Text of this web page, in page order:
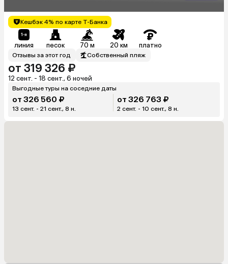
Кешбэк 4% по карте Т-Банка
линия песок 70 м 20 км платно
Отзывы за этот год Собственный пляж
от 319 326 ₽
12 сент. - 18 сент., 6 ночей
Выгодные туры на соседние даты
от 326 560 ₽
13 сент. - 21 сент., 8 н.
от 326 763 ₽
2 сент. - 10 сент., 8 н.